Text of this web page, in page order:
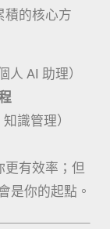
積的核心方
人 AI 助理）
識管理）
有效率；但
是你的起點。